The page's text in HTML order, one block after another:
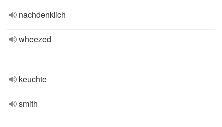
nachdenklich
wheezed
keuchte
smith